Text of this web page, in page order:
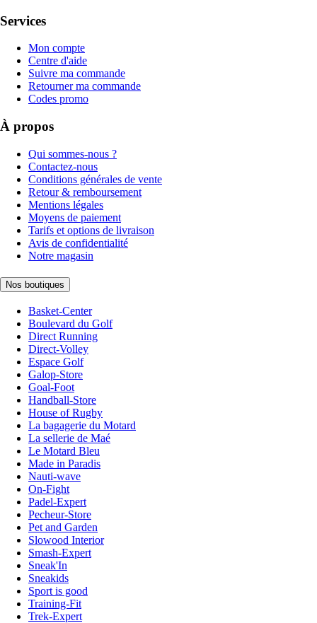
Services
Mon compte
Centre d'aide
Suivre ma commande
Retourner ma commande
Codes promo
À propos
Qui sommes-nous ?
Contactez-nous
Conditions générales de vente
Retour & remboursement
Mentions légales
Moyens de paiement
Tarifs et options de livraison
Avis de confidentialité
Notre magasin
Nos boutiques
Basket-Center
Boulevard du Golf
Direct Running
Direct-Volley
Espace Golf
Galop-Store
Goal-Foot
Handball-Store
House of Rugby
La bagagerie du Motard
La sellerie de Maé
Le Motard Bleu
Made in Paradis
Nauti-wave
On-Fight
Padel-Expert
Pecheur-Store
Pet and Garden
Slowood Interior
Smash-Expert
Sneak'In
Sneakids
Sport is good
Training-Fit
Trek-Expert